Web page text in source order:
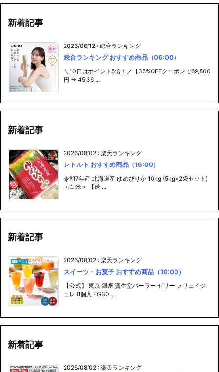
新着記事
2026/06/12 : 総合ランキング
総合ランキング おすすめ商品（06:00）
＼10日はポイント5倍！／【35%OFFクーポンで69,800
円 → 45,36 ...
新着記事
2026/08/02 : 楽天ランキング
レトルト おすすめ商品（16:00）
令和7年産 北海道産 ゆめぴりか 10kg (5kg×2袋セット)
＜白米＞ 【送 ...
新着記事
2026/08/02 : 楽天ランキング
スイーツ・お菓子 おすすめ商品（10:00）
【公式】 東京 銀座 資生堂パーラー ゼリー フリュイジ
ュレ 8個入 FG30 ...
新着記事
2026/08/02 : 楽天ランキング